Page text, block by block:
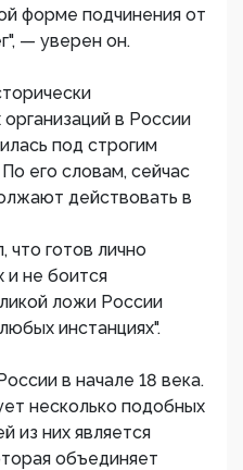
форме подчинения от
— уверен он.
в России
под строгим
его словам, сейчас
действовать в
что готов лично
и не боится
ложи России
инстанциях".
в начале 18 века.
несколько подобных
из них является
объединяет